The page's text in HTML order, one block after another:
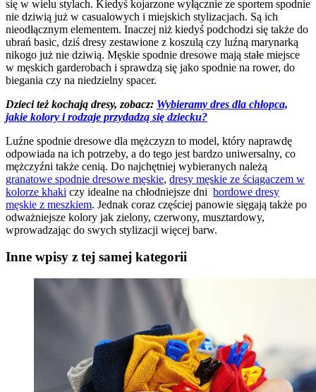
się w wielu stylach. Kiedyś kojarzone wyłącznie ze sportem spodnie
nie dziwią już w casualowych i miejskich stylizacjach. Są ich
nieodłącznym elementem. Inaczej niż kiedyś podchodzi się także do
ubrań basic, dziś dresy zestawione z koszulą czy luźną marynarką
nikogo już nie dziwią. Męskie spodnie dresowe mają stałe miejsce
w męskich garderobach i sprawdzą się jako spodnie na rower, do
biegania czy na niedzielny spacer.
Dzieci też kochają dresy, zobacz: Wybieramy dres dla chłopca,
jakie kolory i rodzaje przydadzą się dziecku?
Luźne spodnie dresowe dla mężczyzn to model, który naprawdę
odpowiada na ich potrzeby, a do tego jest bardzo uniwersalny, co
mężczyźni także cenią. Do najchętniej wybieranych należą
granatowe spodnie dresowe męskie, dresy męskie ze ściągaczem w
kolorze khaki czy idealne na chłodniejsze dni bordowe dresy
męskie z meszkiem. Jednak coraz częściej panowie sięgają także po
odważniejsze kolory jak zielony, czerwony, musztardowy,
wprowadzając do swych stylizacji więcej barw.
Inne wpisy z tej samej kategorii